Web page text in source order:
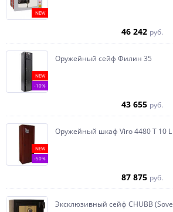
NEW
46 242 руб.
NEW
-10%
Оружейный сейф Филин 35
43 655 руб.
NEW
-50%
Оружейный шкаф Viro 4480 T 10 L
87 875 руб.
Эксклюзивный сейф CHUBB